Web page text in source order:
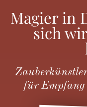
Magier in
sich
für Empfang